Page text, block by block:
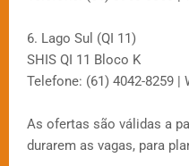
6. Lago Sul (QI 11)
SHIS QI 11 Bloco K
Telefone: (61) 4042-8259 |
As ofertas são válidas a
durarem as vagas, para